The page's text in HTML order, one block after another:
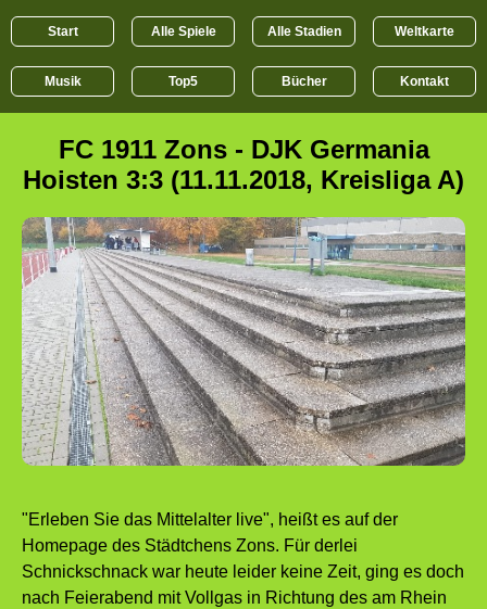
Start Alle Spiele Alle Stadien Weltkarte
Musik Top5 Bücher Kontakt
FC 1911 Zons - DJK Germania
Hoisten 3:3 (11.11.2018, Kreisliga A)
"Erleben Sie das Mittelalter live", heißt es auf der
Homepage des Städtchens Zons. Für derlei
Schnickschnack war heute leider keine Zeit, ging es doch
nach Feierabend mit Vollgas in Richtung des am Rhein